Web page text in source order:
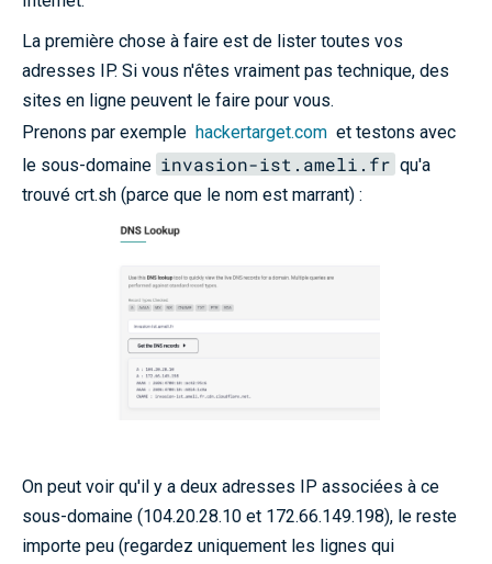
La première chose à faire est de lister toutes vos
adresses IP. Si vous n'êtes vraiment pas technique, des
sites en ligne peuvent le faire pour vous.
Prenons par exemple hackertarget.com et testons avec
le sous-domaine invasion-ist.ameli.fr qu'a
trouvé crt.sh (parce que le nom est marrant) :
On peut voir qu'il y a deux adresses IP associées à ce
sous-domaine (104.20.28.10 et 172.66.149.198), le reste
importe peu (regardez uniquement les lignes qui